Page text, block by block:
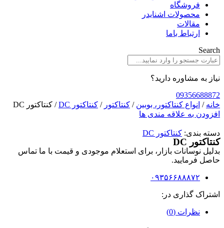
فروشگاه
محصولات اشنایدر
مقالات
ارتباط باما
Search
نیاز به مشاوره دارید؟
09356688872
خانه / انواع کنتاکتور، بوبین / کنتاکتور / کنتاکتور DC
/ کنتاکتور DC
افزودن به علاقه مندی ها
دسته بندی: کنتاکتور DC
کنتاکتور DC
بدلیل نوسانات بازار، برای استعلام موجودی و قیمت با ما تماس
حاصل فرمایید.
۰۹۳۵۶۶۸۸۸۷۲
اشتراک گذاری در:
نظرات (0)